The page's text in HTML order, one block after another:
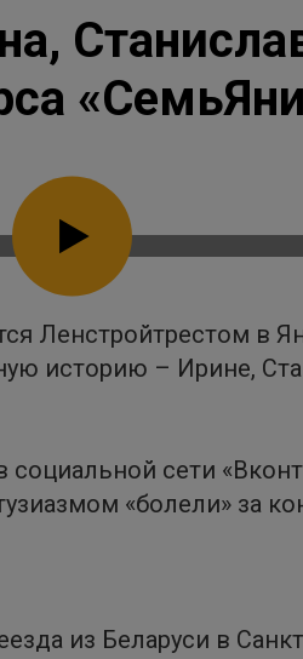
Ленстройтрестом в
историю – Ирине,
сети
«болели» за
из Беларуси в